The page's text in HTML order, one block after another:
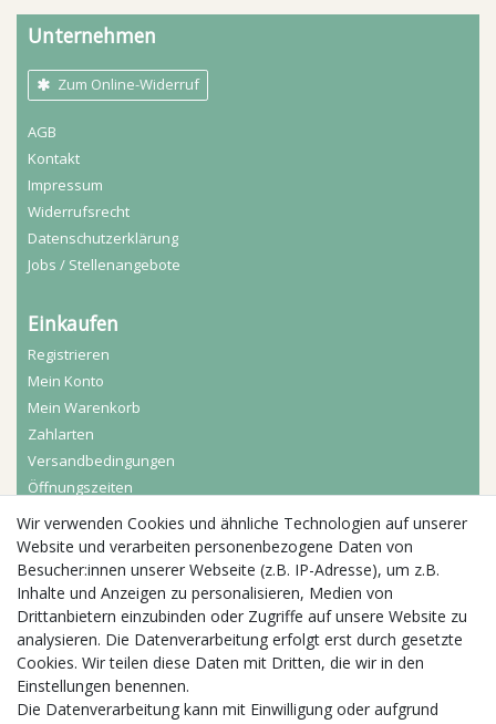
Unternehmen
Zum Online-Widerruf
AGB
Kontakt
Impressum
Widerrufs­recht
Daten­schutz­erklärung
Jobs / Stellenangebote
Einkaufen
Registrieren
Mein Konto
Mein Warenkorb
Zahlarten
Versandbedingungen
Öffnungszeiten
Aktuelles
Busgruppen
Kindergeburtstage
Kindergartenausflug
Schulklassenausflug
Zwillingsrabatt
Wir verwenden Cookies und ähnliche Technologien auf unserer
Website und verarbeiten personenbezogene Daten von
Besucher:innen unserer Webseite (z.B. IP-Adresse), um z.B.
Inhalte und Anzeigen zu personalisieren, Medien von
Drittanbietern einzubinden oder Zugriffe auf unsere Website zu
analysieren. Die Datenverarbeitung erfolgt erst durch gesetzte
Cookies. Wir teilen diese Daten mit Dritten, die wir in den
Einstellungen benennen.
Die Datenverarbeitung kann mit Einwilligung oder aufgrund